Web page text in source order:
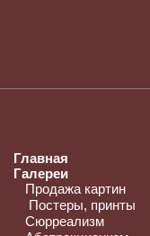
Главная
Галереи
Продажа картин
Постеры, принты
Сюрреализм